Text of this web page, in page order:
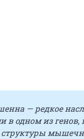
— редкое
в одном из генов,